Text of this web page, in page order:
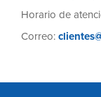
Horario de
Correo: